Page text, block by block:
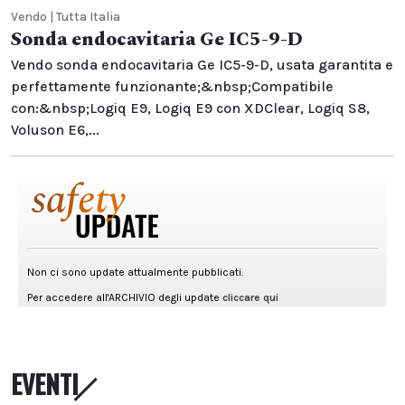
Vendo | Tutta Italia
Sonda endocavitaria Ge IC5-9-D
Vendo sonda endocavitaria Ge IC5-9-D, usata garantita e
perfettamente funzionante;&nbsp;Compatibile
con:&nbsp;Logiq E9, Logiq E9 con XDClear, Logiq S8,
Voluson E6,...
EVENTI